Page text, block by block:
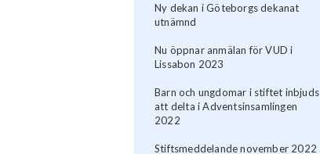
Ny dekan i Göteborgs dekanat
utnämnd
Nu öppnar anmälan för VUD i
Lissabon 2023
Barn och ungdomar i stiftet inbjuds
att delta i Adventsinsamlingen
2022
Stiftsmeddelande november 2022